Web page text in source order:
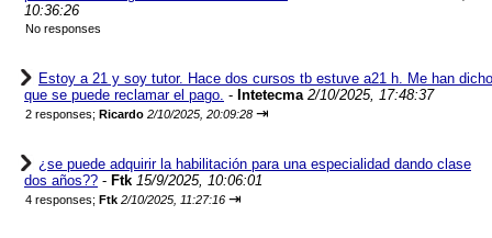
10:36:26
No responses
Estoy a 21 y soy tutor. Hace dos cursos tb estuve a21 h. Me han dicho
que se puede reclamar el pago. - Intetecma 2/10/2025, 17:48:37
2 responses; Ricardo 2/10/2025, 20:09:28 ⇥
¿se puede adquirir la habilitación para una especialidad dando clase
dos años?? - Ftk 15/9/2025, 10:06:01
4 responses; Ftk 2/10/2025, 11:27:16 ⇥